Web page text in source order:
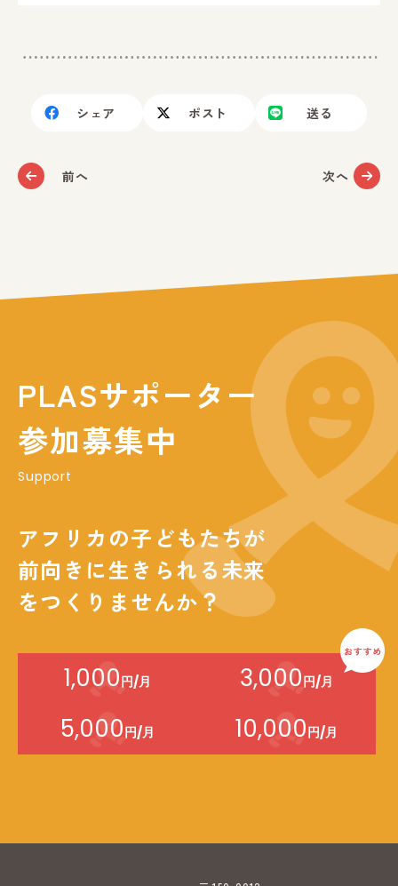
シェア ポスト 送る
前へ 次へ
PLASサポーター
参加募集中
Support
アフリカの子どもたちが
前向きに生きられる未来
をつくりませんか？
1,000円/月 3,000円/月
5,000円/月 10,000円/月